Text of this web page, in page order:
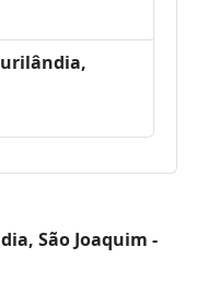
São Joaquim -